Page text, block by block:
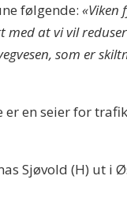
følgende:«Viken
med at vi vil
som er
en seier for
Sjøvold (H) ut i